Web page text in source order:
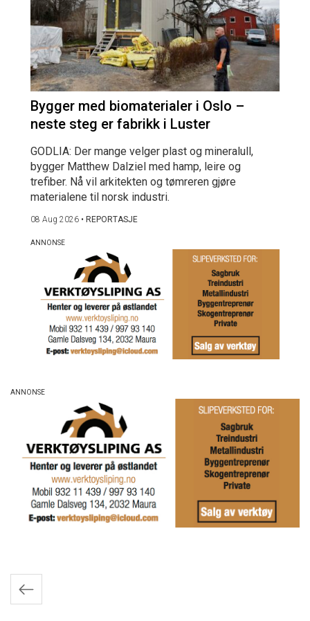
Bygger med biomaterialer i Oslo –
neste steg er fabrikk i Luster
GODLIA: Der mange velger plast og mineralull,
bygger Matthew Dalziel med hamp, leire og
trefiber. Nå vil arkitekten og tømreren gjøre
materialene til norsk industri.
08 Aug 2026 • REPORTASJE
Innleggnavigasjon